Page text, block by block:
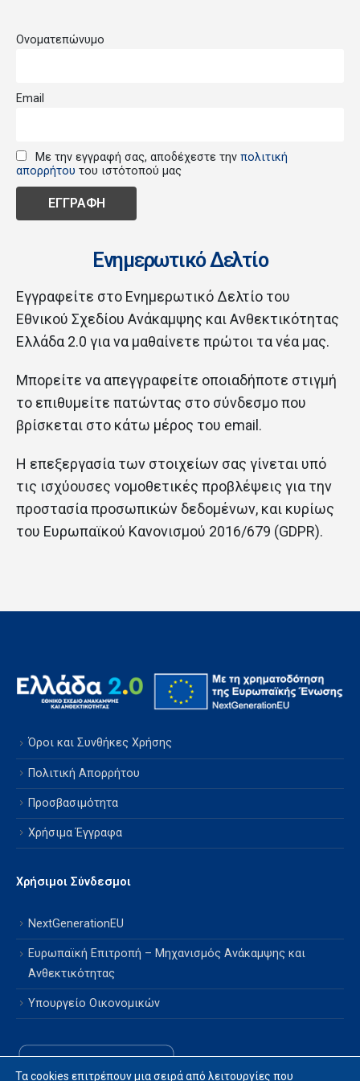
Ονοματεπώνυμο
Email
Με την εγγραφή σας, αποδέχεστε τηνπολιτική
απορρήτου του ιστότοπού μας
Ενημερωτικό Δελτίο
Εγγραφείτε στο Ενημερωτικό Δελτίο του
Εθνικού Σχεδίου Ανάκαμψης και Ανθεκτικότητας
Ελλάδα 2.0 για να μαθαίνετε πρώτοι τα νέα μας.
Μπορείτε να απεγγραφείτε οποιαδήποτε στιγμή
το επιθυμείτε πατώντας στο σύνδεσμο που
βρίσκεται στο κάτω μέρος του email.
Η επεξεργασία των στοιχείων σας γίνεται υπό
τις ισχύουσες νομοθετικές προβλέψεις για την
προστασία προσωπικών δεδομένων, και κυρίως
του Ευρωπαϊκού Κανονισμού 2016/679 (GDPR).
Όροι και Συνθήκες Χρήσης
Πολιτική Απορρήτου
Προσβασιμότητα
Χρήσιμα Έγγραφα
Χρήσιμοι Σύνδεσμοι
NextGenerationEU
Ευρωπαϊκή Επιτροπή – Μηχανισμός Ανάκαμψης και
Ανθεκτικότητας
Υπουργείο Οικονομικών
Τα cookies επιτρέπουν μια σειρά από λειτουργίες που